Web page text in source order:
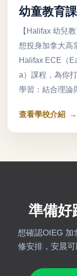
幼童教育
【Halifax 幼兒
想投身加拿大高
Halifax ECE（
a）課程，為你
學習：結合理論
查看學校介紹
準備好
想確認OIEG 加
修安排，安晨可